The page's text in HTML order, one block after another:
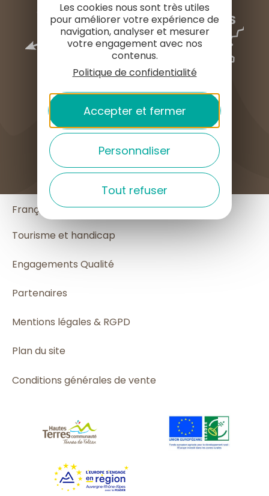
Français
Español
Tourisme et handicap
Engagements Qualité
Partenaires
Mentions légales & RGPD
Plan du site
Conditions générales de vente
Les cookies nous sont très utiles
pour améliorer votre expérience de
navigation, analyser et mesurer
votre engagement avec nos
contenus.
Politique de confidentialité
Accepter et fermer
Personnaliser
Tout refuser